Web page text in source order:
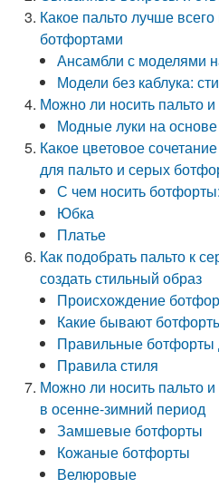
Какое пальто лучше
ботфортами
Ансамбли с моделями
Модели без каблука:
Можно ли носить пальто
Модные луки на основе
Какое цветовое
для пальто и серых
С чем носить
Юбка
Платье
Как подобрать пальто к
создать стильный образ
Происхождение
Какие бывают
Правильные ботфорты
Правила стиля
Можно ли носить пальто
в осенне-зимний период
Замшевые ботфорты
Кожаные ботфорты
Велюровые